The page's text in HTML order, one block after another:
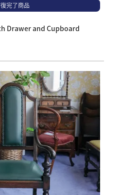
完了商品
Drawer and Cupboard